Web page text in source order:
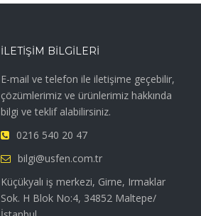
İLETIŞIM BILGILERI
E-mail ve telefon ile iletişime geçebilir,
çözümlerimiz ve ürünlerimiz hakkında
bilgi ve teklif alabilirsiniz.
0216 540 20 47
bilgi@usfen.com.tr
Küçükyalı iş merkezi, Girne, Irmaklar
Sok. H Blok No:4, 34852 Maltepe/